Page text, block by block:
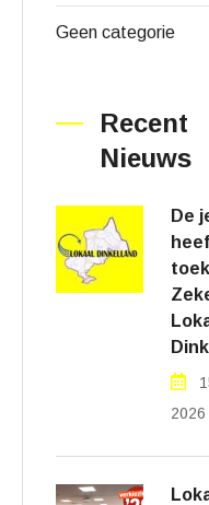
Geen categorie
Recent
Nieuws
De
2026